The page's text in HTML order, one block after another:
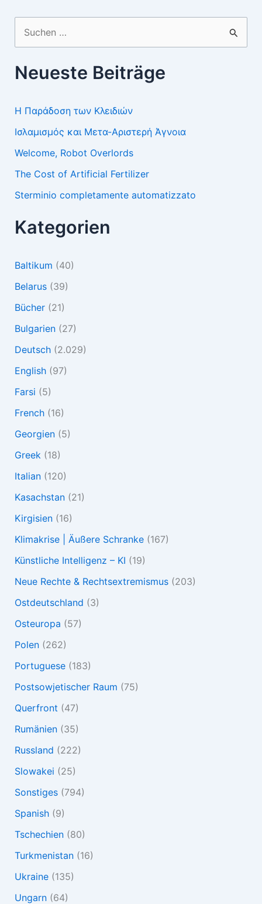
Suchen
nach:
Neueste Beiträge
Η Παράδοση των Κλειδιών
Ισλαμισμός και Μετα-Αριστερή Άγνοια
Welcome, Robot Overlords
The Cost of Artificial Fertilizer
Sterminio completamente automatizzato
Kategorien
Baltikum (40)
Belarus(39)
Bücher(21)
Bulgarien(27)
Deutsch(2.029)
English(97)
Farsi (5)
French(16)
Georgien(5)
Greek (18)
Italian(120)
Kasachstan(21)
Kirgisien(16)
Klimakrise | Äußere Schranke(167)
Künstliche Intelligenz – KI (19)
Neue Rechte & Rechtsextremismus(203)
Ostdeutschland (3)
Osteuropa (57)
Polen(262)
Portuguese(183)
Postsowjetischer Raum (75)
Querfront (47)
Rumänien(35)
Russland (222)
Slowakei (25)
Sonstiges(794)
Spanish(9)
Tschechien(80)
Turkmenistan(16)
Ukraine(135)
Ungarn(64)